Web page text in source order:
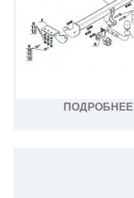
ПОДРОБНЕЕ